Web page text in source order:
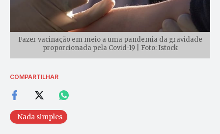
Fazer vacinação em meio a uma pandemia da gravidade
proporcionada pela Covid-19 | Foto: Istock
COMPARTILHAR
Nada simples